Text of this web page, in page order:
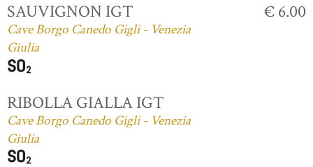
SAUVIGNON IGT
Cave Borgo Canedo Gigli - Venezia
Giulia
€ 6.00
RIBOLLA GIALLA IGT
Cave Borgo Canedo Gigli - Venezia
Giulia